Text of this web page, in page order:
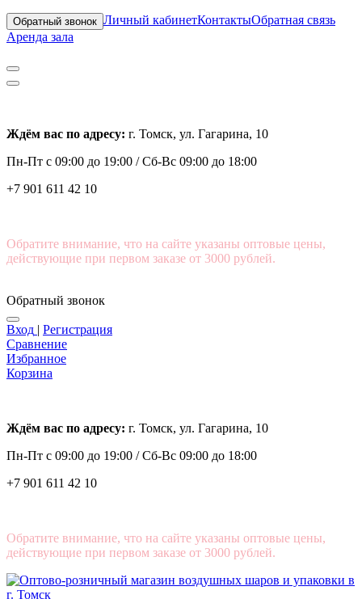
Обратный звонок Личный кабинетКонтактыОбратная связь
Аренда зала
Ждём вас по адресу: г. Томск, ул. Гагарина, 10
Пн-Пт с 09:00 до 19:00 /Сб-Вс 09:00 до 18:00
+7 901 611 42 10
Обратите внимание, что на сайте указаны оптовые цены,
действующие при первом заказе от 3000 рублей.
Обратный звонок
Вход | Регистрация
Сравнение
Избранное
Корзина
Ждём вас по адресу: г. Томск, ул. Гагарина, 10
Пн-Пт с 09:00 до 19:00 /Сб-Вс 09:00 до 18:00
+7 901 611 42 10
Обратите внимание, что на сайте указаны оптовые цены,
действующие при первом заказе от 3000 рублей.